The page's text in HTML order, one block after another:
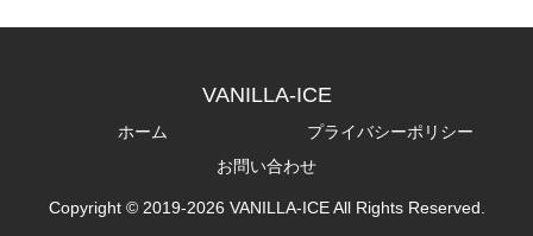
VANILLA-ICE
ホーム
プライバシーポリシー
お問い合わせ
Copyright © 2019-2026 VANILLA-ICE All Rights Reserved.